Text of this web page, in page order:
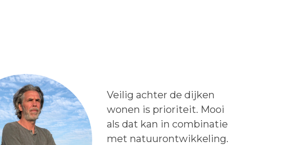
Lees het bericht:
Veilig achter de dijken
wonen is prioriteit. Mooi
als dat kan in combinatie
met natuurontwikkeling.